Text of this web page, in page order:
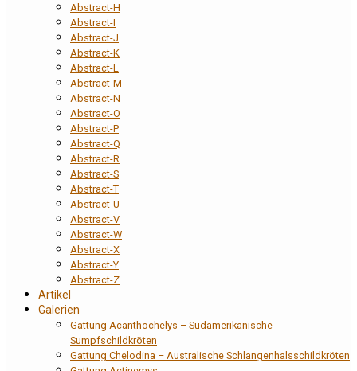
Abstract-H
Abstract-I
Abstract-J
Abstract-K
Abstract-L
Abstract-M
Abstract-N
Abstract-O
Abstract-P
Abstract-Q
Abstract-R
Abstract-S
Abstract-T
Abstract-U
Abstract-V
Abstract-W
Abstract-X
Abstract-Y
Abstract-Z
Artikel
Galerien
Gattung Acanthochelys – Südamerikanische
Sumpfschildkröten
Gattung Chelodina – Australische Schlangenhalsschildkröten